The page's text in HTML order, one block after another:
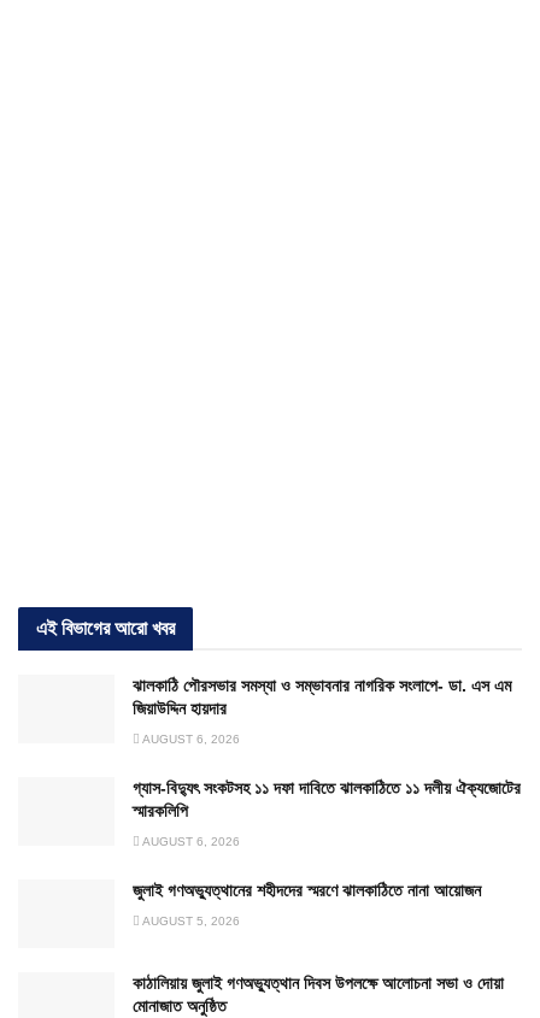
এই বিভাগের আরো খবর
ঝালকাঠি পৌরসভার সমস্যা ও সম্ভাবনার নাগরিক সংলাপে- ডা. এস এম
জিয়াউদ্দিন হায়দার
AUGUST 6, 2026
গ্যাস-বিদ্যুৎ সংকটসহ ১১ দফা দাবিতে ঝালকাঠিতে ১১ দলীয় ঐক্যজোটের
স্মারকলিপি
AUGUST 6, 2026
জুলাই গণঅভ্যুত্থানের শহীদদের স্মরণে ঝালকাঠিতে নানা আয়োজন
AUGUST 5, 2026
কাঠালিয়ায় জুলাই গণঅভ্যুত্থান দিবস উপলক্ষে আলোচনা সভা ও দোয়া
মোনাজাত অনুষ্ঠিত